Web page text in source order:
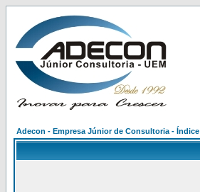
Adecon - Empresa Júnior de Consultoria - Índice